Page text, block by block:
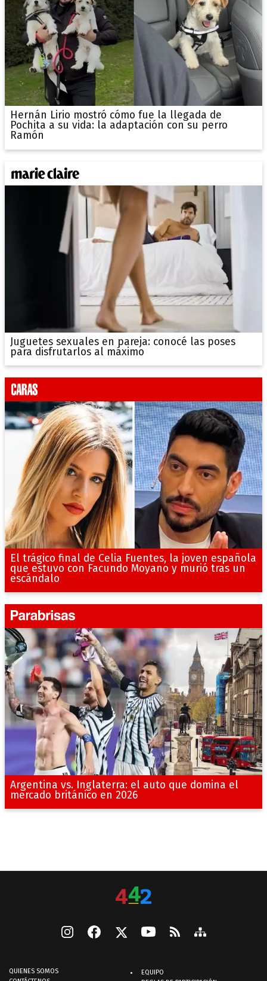
Hernán Lirio mostró cómo fue la llegada de
Pochita a su vida: la adaptación con su perro
Ramón
Juguetes sexuales en pareja: conocé las poses
para disfrutarlos al máximo
El trágico final de Celia Fuentes, la joven española
que estuvo con Facundo Moyano y murió tras un
escándalo
Argentina vs. Inglaterra: el auto que domina el
mercado británico en 2026
QUIENES SOMOS
EQUIPO